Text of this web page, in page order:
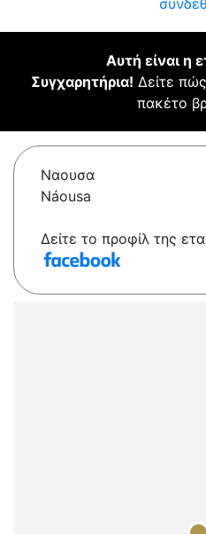
Αυτή είναι η
Συγχαρητήρια! Δείτε
πακέτο
Ναουσα
Náousa
Δείτε το προφίλ της